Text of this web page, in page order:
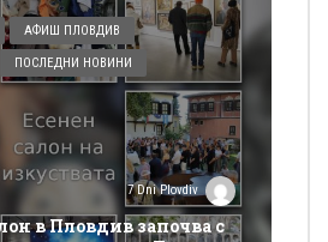
АФИШ ПЛОВДИВ
ПОСЛЕДНИ НОВИНИ
7 Dni Plovdiv
в Пловдив започва с